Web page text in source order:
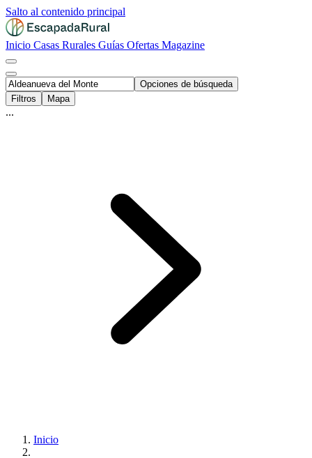
Salto al contenido principal
Inicio Casas Rurales Guías Ofertas Magazine
Opciones de búsqueda
Filtros
Mapa
...
Inicio